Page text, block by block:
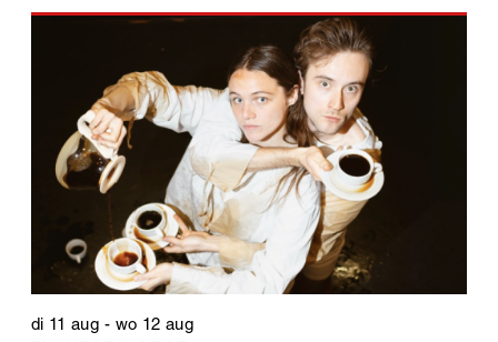
di 11 aug - wo 12 aug